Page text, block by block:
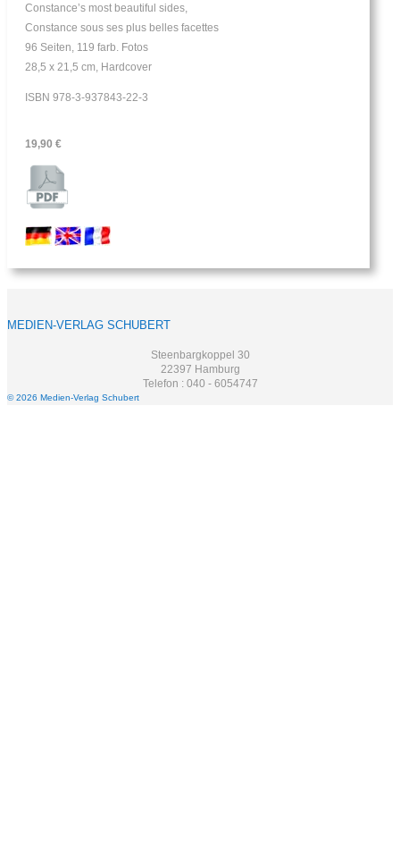
Constance’s most beautiful sides,
Constance sous ses plus belles facettes
96 Seiten, 119 farb. Fotos
28,5 x 21,5 cm, Hardcover
ISBN 978-3-937843-22-3
19,90 €
MEDIEN-VERLAG SCHUBERT
Steenbargkoppel 30
22397 Hamburg
Telefon : 040 - 6054747
© 2026 Medien-Verlag Schubert